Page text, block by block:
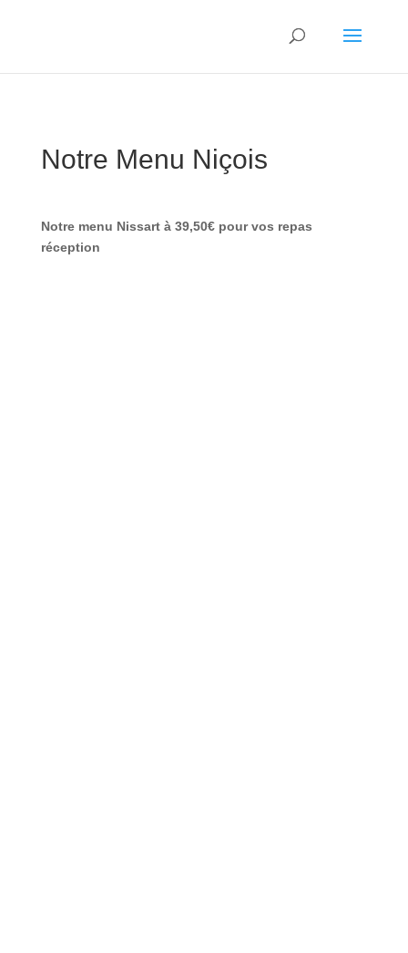
Notre Menu Niçois
Notre menu Nissart à 39,50€ pour vos repas
réception